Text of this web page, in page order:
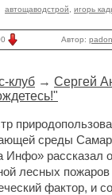
автощаводстрой
игорь
Автор:
клуб → Сергей
среды
Инфо» рассказал
лесных
фактор, и